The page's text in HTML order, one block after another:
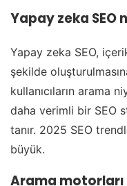
Yapay zeka SEO
Yapay zeka SEO,
şekilde
kullanıcıların arama
daha verimli bir SEO
tanır. 2025 SEO
büyük.
Arama motorları